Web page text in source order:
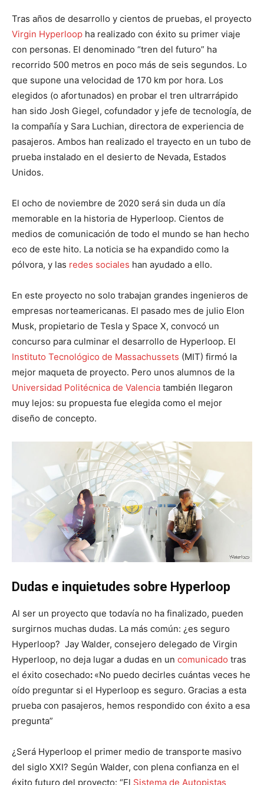
Tras años de desarrollo y cientos de pruebas, el proyecto
Virgin Hyperloop ha realizado con éxito su primer viaje
con personas. El denominado “tren del futuro” ha
recorrido 500 metros en poco más de seis segundos. Lo
que supone una velocidad de 170 km por hora. Los
elegidos (o afortunados) en probar el tren ultrarrápido
han sido Josh Giegel, cofundador y jefe de tecnología, de
la compañía y Sara Luchian, directora de experiencia de
pasajeros. Ambos han realizado el trayecto en un tubo de
prueba instalado en el desierto de Nevada, Estados
Unidos.
El ocho de noviembre de 2020 será sin duda un día
memorable en la historia de Hyperloop. Cientos de
medios de comunicación de todo el mundo se han hecho
eco de este hito. La noticia se ha expandido como la
pólvora, y las redes sociales han ayudado a ello.
En este proyecto no solo trabajan grandes ingenieros de
empresas norteamericanas. El pasado mes de julio Elon
Musk, propietario de Tesla y Space X, convocó un
concurso para culminar el desarrollo de Hyperloop. El
Instituto Tecnológico de Massachussets (MIT) firmó la
mejor maqueta de proyecto. Pero unos alumnos de la
Universidad Politécnica de Valencia también llegaron
muy lejos: su propuesta fue elegida como el mejor
diseño de concepto.
Dudas e inquietudes sobre Hyperloop
Al ser un proyecto que todavía no ha finalizado, pueden
surgirnos muchas dudas. La más común: ¿es seguro
Hyperloop? Jay Walder, consejero delegado de Virgin
Hyperloop, no deja lugar a dudas en un comunicado tras
el éxito cosechado: «No puedo decirles cuántas veces he
oído preguntar si el Hyperloop es seguro. Gracias a esta
prueba con pasajeros, hemos respondido con éxito a esa
pregunta”
¿Será Hyperloop el primer medio de transporte masivo
del siglo XXI? Según Walder, con plena confianza en el
éxito futuro del proyecto: “El Sistema de Autopistas